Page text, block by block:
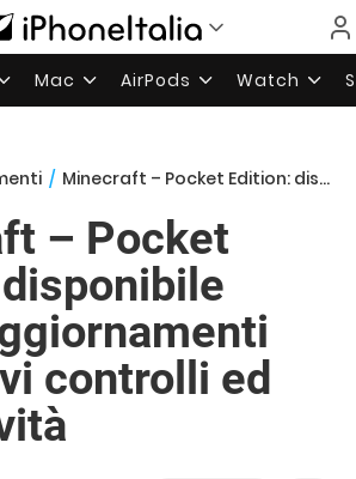
Mac AirPods Watch
/ Minecraft – Pocket Edition: disponibile nuovo aggiornamenti con nuovi controlli ed altre novità
– Pocket
controlli ed